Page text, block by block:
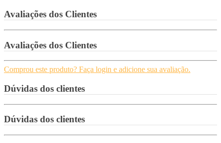
Avaliações dos Clientes
Avaliações dos Clientes
Comprou este produto? Faça login e adicione sua avaliação.
Dúvidas dos clientes
Dúvidas dos clientes